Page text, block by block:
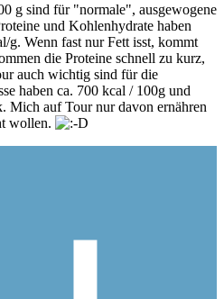
g sind für "normale", ausgewogene
und Kohlenhydrate haben
g. Wenn fast nur Fett isst, kommt
die Proteine schnell zu kurz,
auch wichtig sind für die
haben ca. 700 kcal / 100g und
Mich auf Tour nur davon ernähren
wollen.